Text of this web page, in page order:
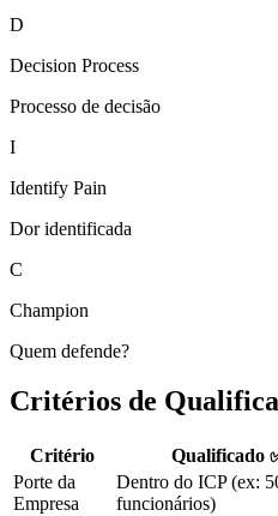
D
Decision Process
Processo de decisão
I
Identify Pain
Dor identificada
C
Champion
Quem defende?
Critérios de
Critério Qualificado
Porte da
Empresa
Dentro do ICP (ex:
funcionários)